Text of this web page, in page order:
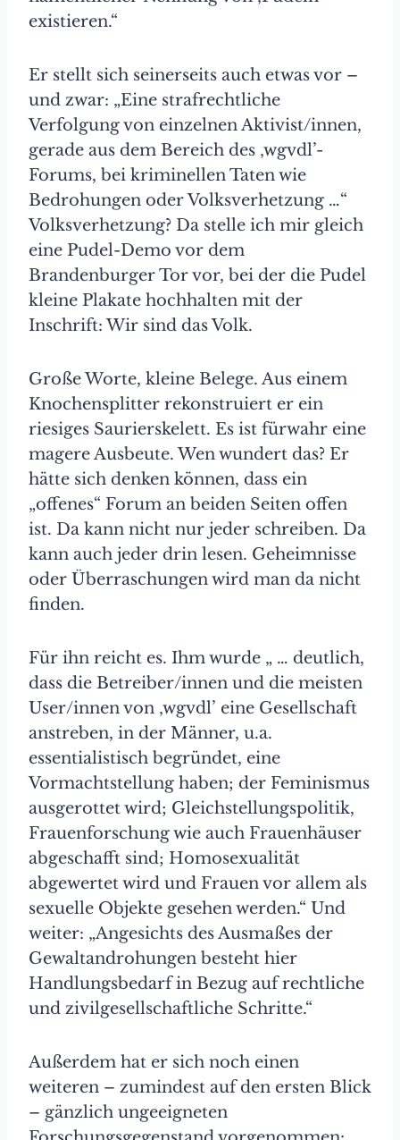
existieren.“
Er stellt sich seinerseits auch etwas vor –
und zwar: „Eine strafrechtliche
Verfolgung von einzelnen Aktivist/innen,
gerade aus dem Bereich des ‚wgvdl’-
Forums, bei kriminellen Taten wie
Bedrohungen oder Volksverhetzung …“
Volksverhetzung? Da stelle ich mir gleich
eine Pudel-Demo vor dem
Brandenburger Tor vor, bei der die Pudel
kleine Plakate hochhalten mit der
Inschrift: Wir sind das Volk.
Große Worte, kleine Belege. Aus einem
Knochensplitter rekonstruiert er ein
riesiges Saurierskelett. Es ist fürwahr eine
magere Ausbeute. Wen wundert das? Er
hätte sich denken können, dass ein
„offenes“ Forum an beiden Seiten offen
ist. Da kann nicht nur jeder schreiben. Da
kann auch jeder drin lesen. Geheimnisse
oder Überraschungen wird man da nicht
finden.
Für ihn reicht es. Ihm wurde „ … deutlich,
dass die Betreiber/innen und die meisten
User/innen von ‚wgvdl’ eine Gesellschaft
anstreben, in der Männer, u.a.
essentialistisch begründet, eine
Vormachtstellung haben; der Feminismus
ausge­rottet wird; Gleichstellungspolitik,
Frauenforschung wie auch Frauenhäuser
abgeschafft sind; Homosexualität
abgewertet wird und Frauen vor allem als
sexuelle Objekte gesehen werden.“ Und
weiter: „Angesichts des Ausmaßes der
Gewaltandrohungen besteht hier
Handlungsbedarf in Bezug auf rechtliche
und zivilgesellschaftliche Schritte.“
Außerdem hat er sich noch einen
weiteren – zumindest auf den ersten Blick
– gänzlich ungeeigneten